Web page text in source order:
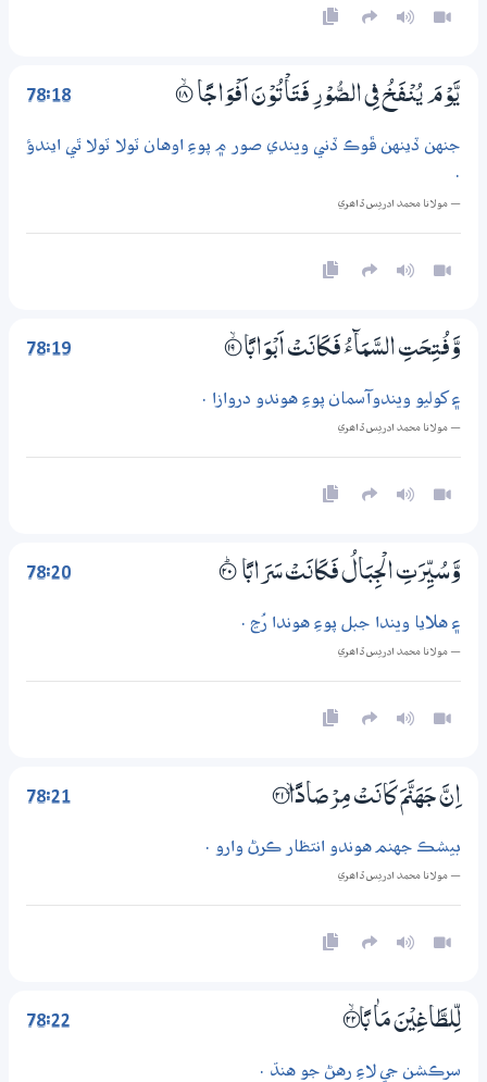
78:18 يَّوْمَ يُنْفَخُ فِي الصُّوْرِ فَتَاْتُوْنَ اَفْوَاجًا ؀ۙ18
جنهن ڏينهن ڦوڪ ڏني ويندي صور ۾ پوءِ اوهان ٽولا ٽولا ٿي ايندؤ
.
— مولانا محمد ادريس ڏاھري
78:19 وَّفُتِحَتِ السَّمَاۗءُ فَكَانَتْ اَبْوَابًا ؀ۙ19
۽ کوليو ويندوآسمان پوءِ هوندو دروازا .
— مولانا محمد ادريس ڏاھري
78:20 وَّسُيِّرَتِ الْجِبَالُ فَكَانَتْ سَرَابًا ؀ۭ20
۽ هلايا ويندا جبل پوءِ هوندا رُڃ .
— مولانا محمد ادريس ڏاھري
78:21 اِنَّ جَهَنَّمَ كَانَتْ مِرْصَادًا ۽ ؀21
بيشڪ جهنم هوندو انتظار ڪرڻ وارو .
— مولانا محمد ادريس ڏاھري
78:22 لِّلطَّاغِيْنَ مَاٰ بًا ؀ۙ22
سرڪشن جي لاءِ رهڻ جو هنڌ .